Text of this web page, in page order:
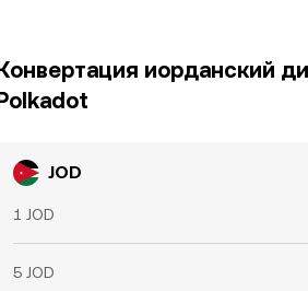
иорданский
JOD
1 JOD
5 JOD